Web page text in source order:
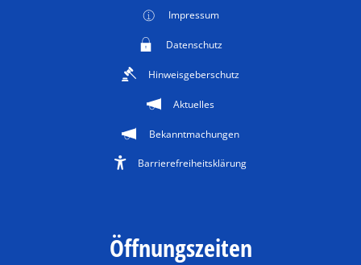
Impressum
Datenschutz
Hinweisgeberschutz
Aktuelles
Bekanntmachungen
Barrierefreiheitsklärung
Öffnungszeiten